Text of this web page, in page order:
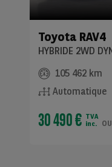
Toyota RAV4
105 462 km
Automatique
30 490 € TVA
inc.
ou